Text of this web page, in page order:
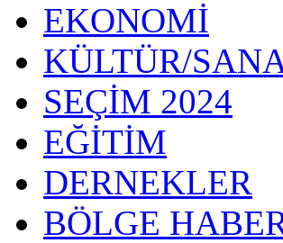
EKONOMİ
KÜLTÜR/
SEÇİM 2024
EĞİTİM
DERNEKLER
BÖLGE